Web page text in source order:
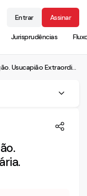
Jurisprudências
Entrar Assinar
Modelo de Contestação. Usucapião Extraordinária. Contrato de Aluguel.